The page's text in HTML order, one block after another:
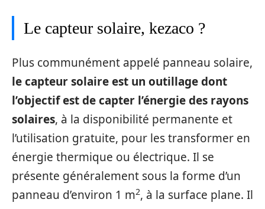
Le capteur solaire, kezaco ?
Plus communément appelé panneau solaire,
le capteur solaire est un outillage dont
l’objectif est de capter l’énergie des rayons
solaires, à la disponibilité permanente et
l’utilisation gratuite, pour les transformer en
énergie thermique ou électrique. Il se
présente généralement sous la forme d’un
panneau d’environ 1 m2, à la surface plane. Il